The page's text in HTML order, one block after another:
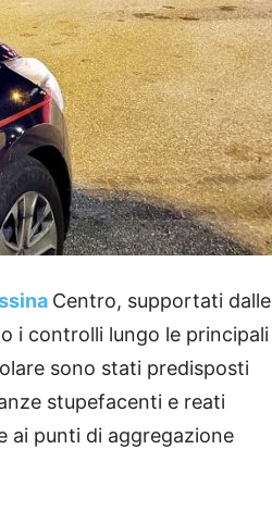
Centro, supportati dalle
i controlli lungo le principali
sono stati predisposti
stupefacenti e reati
ai punti di aggregazione